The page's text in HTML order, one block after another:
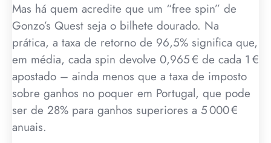
Mas há quem acredite que um “free spin” de
Gonzo’s Quest seja o bilhete dourado. Na
prática, a taxa de retorno de 96,5% significa que,
em média, cada spin devolve 0,965 € de cada 1 €
apostado – ainda menos que a taxa de imposto
sobre ganhos no poquer em Portugal, que pode
ser de 28% para ganhos superiores a 5 000 €
anuais.